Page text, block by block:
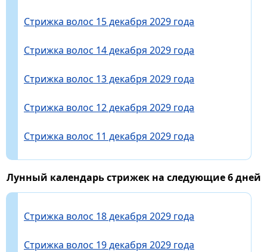
Стрижка волос 15 декабря 2029 года
Стрижка волос 14 декабря 2029 года
Стрижка волос 13 декабря 2029 года
Стрижка волос 12 декабря 2029 года
Стрижка волос 11 декабря 2029 года
Лунный календарь стрижек на следующие 6 дней
Стрижка волос 18 декабря 2029 года
Стрижка волос 19 декабря 2029 года